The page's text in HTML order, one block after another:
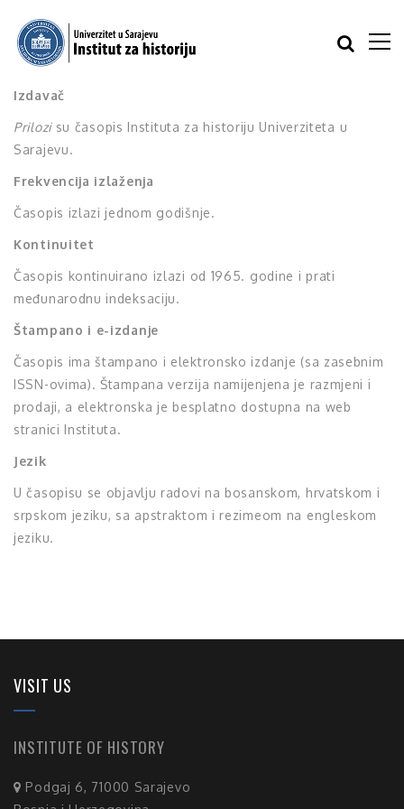
Izdavač
Prilozisu časopis Instituta za historiju Univerziteta u
Sarajevu.
Frekvencija izlaženja
Časopis izlazi jednom godišnje.
Kontinuitet
Časopis kontinuirano izlazi od 1965. godine i prati
međunarodnu indeksaciju.
Štampano i e-izdanje
Časopis ima štampano i elektronsko izdanje (sa zasebnim
ISSN-ovima). Štampana verzija namijenjena je razmjeni i
prodaji, a elektronska je besplatno dostupna na web
stranici Instituta.
Jezik
U časopisu se objavlju radovi na bosanskom, hrvatskom i
srpskom jeziku, sa apstraktom i rezimeom na engleskom
jeziku.
VISIT US
INSTITUTE OF HISTORY
Podgaj 6, 71000 Sarajevo